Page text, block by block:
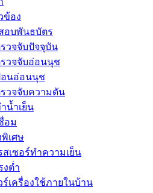
ข้อง
อบพันธบัตร
รวจจับปัจจุบัน
รวจจับอ่อนนุช
อนอ่อนนุช
รวจจับความดัน
น้ำเย็น
อม
เศษ
สเซอร์ทำความเย็น
งต่ำ
ร์เครื่องใช้ภายในบ้าน